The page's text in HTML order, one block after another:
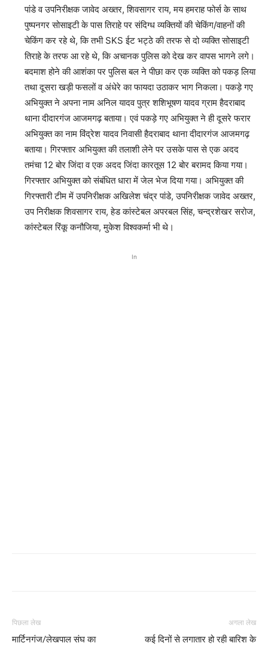
पांडे व उपनिरीक्षक जावेद अख्तर, शिवसागर राय, मय हमराह फोर्स के साथ
पुष्पनगर सोसाइटी के पास तिराहे पर संदिग्ध व्यक्तियों की चेकिंग/वाहनों की
चेकिंग कर रहे थे, कि तभी SKS ईट भट्ठे की तरफ से दो व्यक्ति सोसाइटी
तिराहे के तरफ आ रहे थे, कि अचानक पुलिस को देख कर वापस भागने लगे।
बदमाश होने की आशंका पर पुलिस बल ने पीछा कर एक व्यक्ति को पकड़ लिया
तथा दूसरा खड़ी फसलों व अंधेरे का फायदा उठाकर भाग निकला। पकड़े गए
अभियुक्त ने अपना नाम अनिल यादव पुत्र शशिभूषण यादव ग्राम हैदराबाद
थाना दीदारगंज आजमगढ़ बताया। एवं पकड़े गए अभियुक्त ने ही दूसरे फरार
अभियुक्त का नाम विंद्रेश यादव निवासी हैदराबाद थाना दीदारगंज आजमगढ़
बताया। गिरफ्तार अभियुक्त की तलाशी लेने पर उसके पास से एक अदद
तमंचा 12 बोर जिंदा व एक अदद जिंदा कारतूस 12 बोर बरामद किया गया।
गिरफ्तार अभियुक्त को संबंधित धारा में जेल भेज दिया गया। अभियुक्त की
गिरफ्तारी टीम में उपनिरीक्षक अखिलेश चंद्र पांडे, उपनिरीक्षक जावेद अख्तर,
उप निरीक्षक शिवसागर राय, हेड कांस्टेबल अपरबल सिंह, चन्द्रशेखर सरोज,
कांस्टेबल रिंकू कनौजिया, मुकेश विश्वकर्मा भी थे।
In
पिछला लेख
मार्टिनगंज/लेखपाल संघ का
अगला लेख
कई दिनों से लगातार हो रही बारिश के